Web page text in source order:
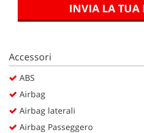
INVIA LA TUA
Accessori
ABS
Airbag
Airbag laterali
Airbag Passeggero